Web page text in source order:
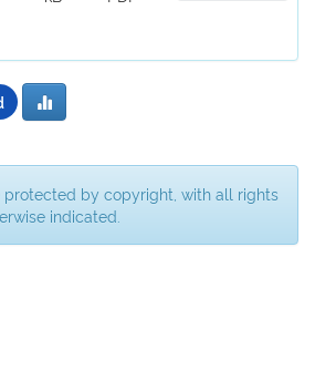
protected by copyright, with all rights
indicated.